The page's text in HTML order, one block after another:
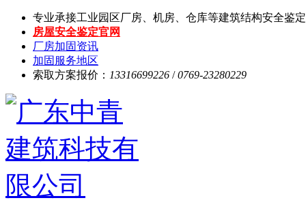
专业承接工业园区厂房、机房、仓库等建筑结构安全鉴
房屋安全鉴定官网
厂房加固资讯
加固服务地区
索取方案报价： 13316699226 /0769-23280229